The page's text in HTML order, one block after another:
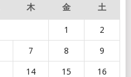
木 金 土
1 2
7 8 9
14 15 16